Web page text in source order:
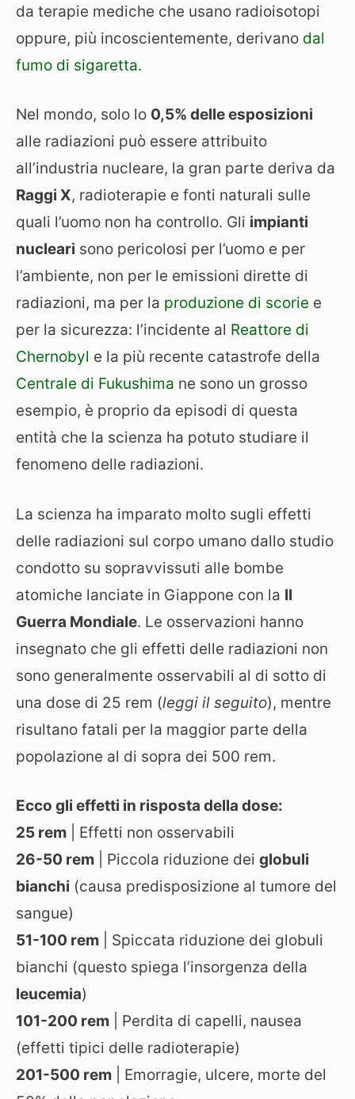
da terapie mediche che usano radioisotopi
oppure, più incoscientemente, derivano dal
fumo di sigaretta.
Nel mondo, solo lo 0,5% delle esposizioni
alle radiazioni può essere attribuito
all’industria nucleare, la gran parte deriva da
Raggi X, radioterapie e fonti naturali sulle
quali l’uomo non ha controllo. Gli impianti
nucleari sono pericolosi per l’uomo e per
l’ambiente, non per le emissioni dirette di
radiazioni, ma per la produzione di scorie e
per la sicurezza: l’incidente al Reattore di
Chernobyl e la più recente catastrofe della
Centrale di Fukushima ne sono un grosso
esempio, è proprio da episodi di questa
entità che la scienza ha potuto studiare il
fenomeno delle radiazioni.
La scienza ha imparato molto sugli effetti
delle radiazioni sul corpo umano dallo studio
condotto su sopravvissuti alle bombe
atomiche lanciate in Giappone con la II
Guerra Mondiale. Le osservazioni hanno
insegnato che gli effetti delle radiazioni non
sono generalmente osservabili al di sotto di
una dose di 25 rem (leggi il seguito), mentre
risultano fatali per la maggior parte della
popolazione al di sopra dei 500 rem.
Ecco gli effetti in risposta della dose:
25 rem | Effetti non osservabili
26-50 rem | Piccola riduzione dei globuli
bianchi (causa predisposizione al tumore del
sangue)
51-100 rem | Spiccata riduzione dei globuli
bianchi (questo spiega l’insorgenza della
leucemia)
101-200 rem | Perdita di capelli, nausea
(effetti tipici delle radioterapie)
201-500 rem | Emorragie, ulcere, morte del